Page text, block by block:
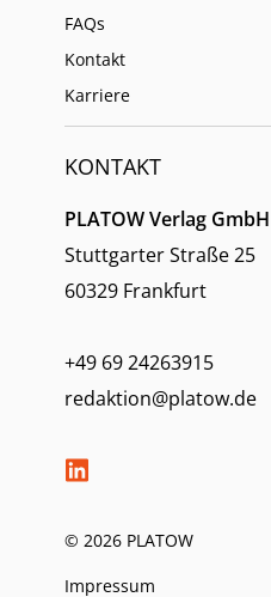
FAQs
Kontakt
Karriere
KONTAKT
PLATOW Verlag GmbH
Stuttgarter Straße 25
60329 Frankfurt
+49 69 24263915
redaktion@platow.de
© 2026 PLATOW
Impressum